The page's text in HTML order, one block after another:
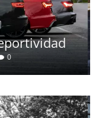
mospotter84 0